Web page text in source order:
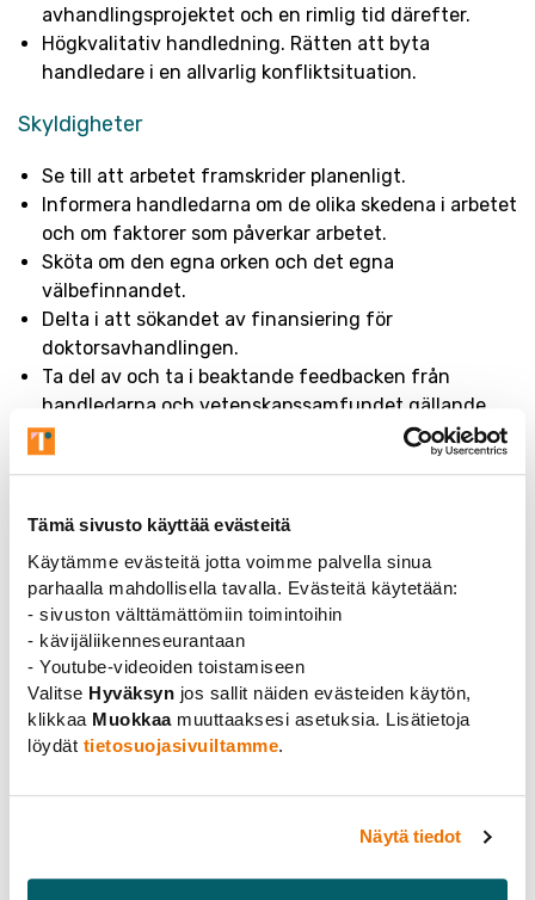
Tämä sivusto käyttää evästeitä
Käytämme evästeitä jotta voimme palvella sinua
parhaalla mahdollisella tavalla. Evästeitä käytetään:
- sivuston välttämättömiin toimintoihin
- kävijäliikenneseurantaan
- Youtube-videoiden toistamiseen
Valitse Hyväksyn jos sallit näiden evästeiden käytön,
klikkaa Muokkaamuuttaaksesi asetuksia. Lisätietoja
löydät tietosuojasivuiltamme.
Näytä tiedot
avhandlingsprojektet och en rimlig tid därefter.
Högkvalitativ handledning. Rätten att byta
handledare i en allvarlig konfliktsituation.
Skyldigheter
Se till att arbetet framskrider planenligt.
Informera handledarna om de olika skedena i arbetet
och om faktorer som påverkar arbetet.
Sköta om den egna orken och det egna
välbefinnandet.
Delta i att sökandet av finansiering för
doktorsavhandlingen.
Ta del av och ta i beaktande feedbacken från
handledarna och vetenskapssamfundet gällande
forskningen.
Följa god och ansvarsfull vetenskaplig praxis och en
Handledarens checklista
Rättigheter
Rätten att förvänta sig att arbetet
framskrider planenligt.
Få handledningsarbetet beaktat i sin arbetsplan.
Få tillräckligt med information, resurser
och pedagogisk utbildning för handledningsarbetet.
Bli hörd i sin växelverkan med doktoranden